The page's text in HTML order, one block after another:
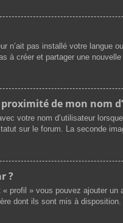
n’ait pas installé votre langue
à créer et partager une
de mon nom
votre nom d’utilisateur
sur le forum. La seconde
?
« profil » vous pouvez ajouter
dont ils sont mis à